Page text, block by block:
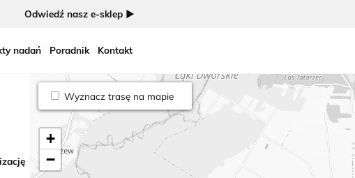
Odwiedź nasz e-sklep ►
nadań Poradnik Kontakt
Wyznacz trasę na mapie
+
−